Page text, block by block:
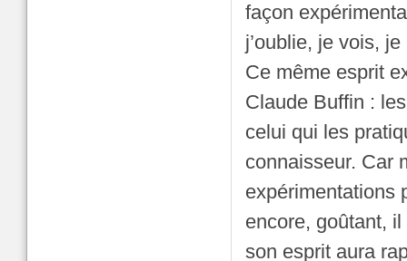
façon
j’oublie, je vois,
Ce même esprit
Claude Buffin :
celui qui les
connaisseur. Car
expérimentations
encore, goûtant,
son esprit aura